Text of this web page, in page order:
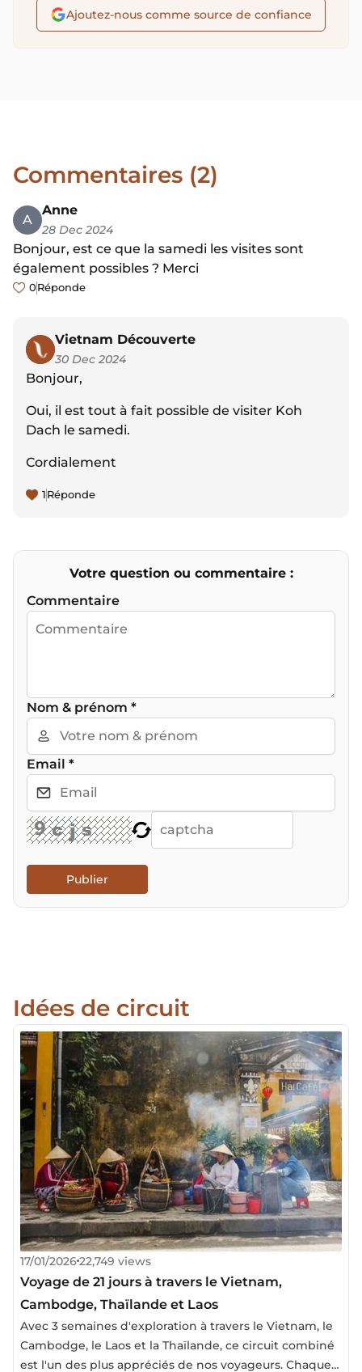
Ajoutez-nous comme source de confiance
Commentaires (2)
A
Anne
28 Dec 2024
Bonjour, est ce que la samedi les visites sont
également possibles ? Merci
0 Réponde
Vietnam Découverte
30 Dec 2024
Bonjour,
Oui, il est tout à fait possible de visiter Koh
Dach le samedi.
Cordialement
1 Réponde
Votre question ou commentaire :
Commentaire
Nom & prénom *
Email *
Publier
Idées de circuit
17/01/202622,749 views
Voyage de 21 jours à travers le Vietnam,
Cambodge, Thaïlande et Laos
Avec 3 semaines d'exploration à travers le Vietnam, le
Cambodge, le Laos et la Thaïlande, ce circuit combiné
est l'un des plus appréciés de nos voyageurs. Chaque